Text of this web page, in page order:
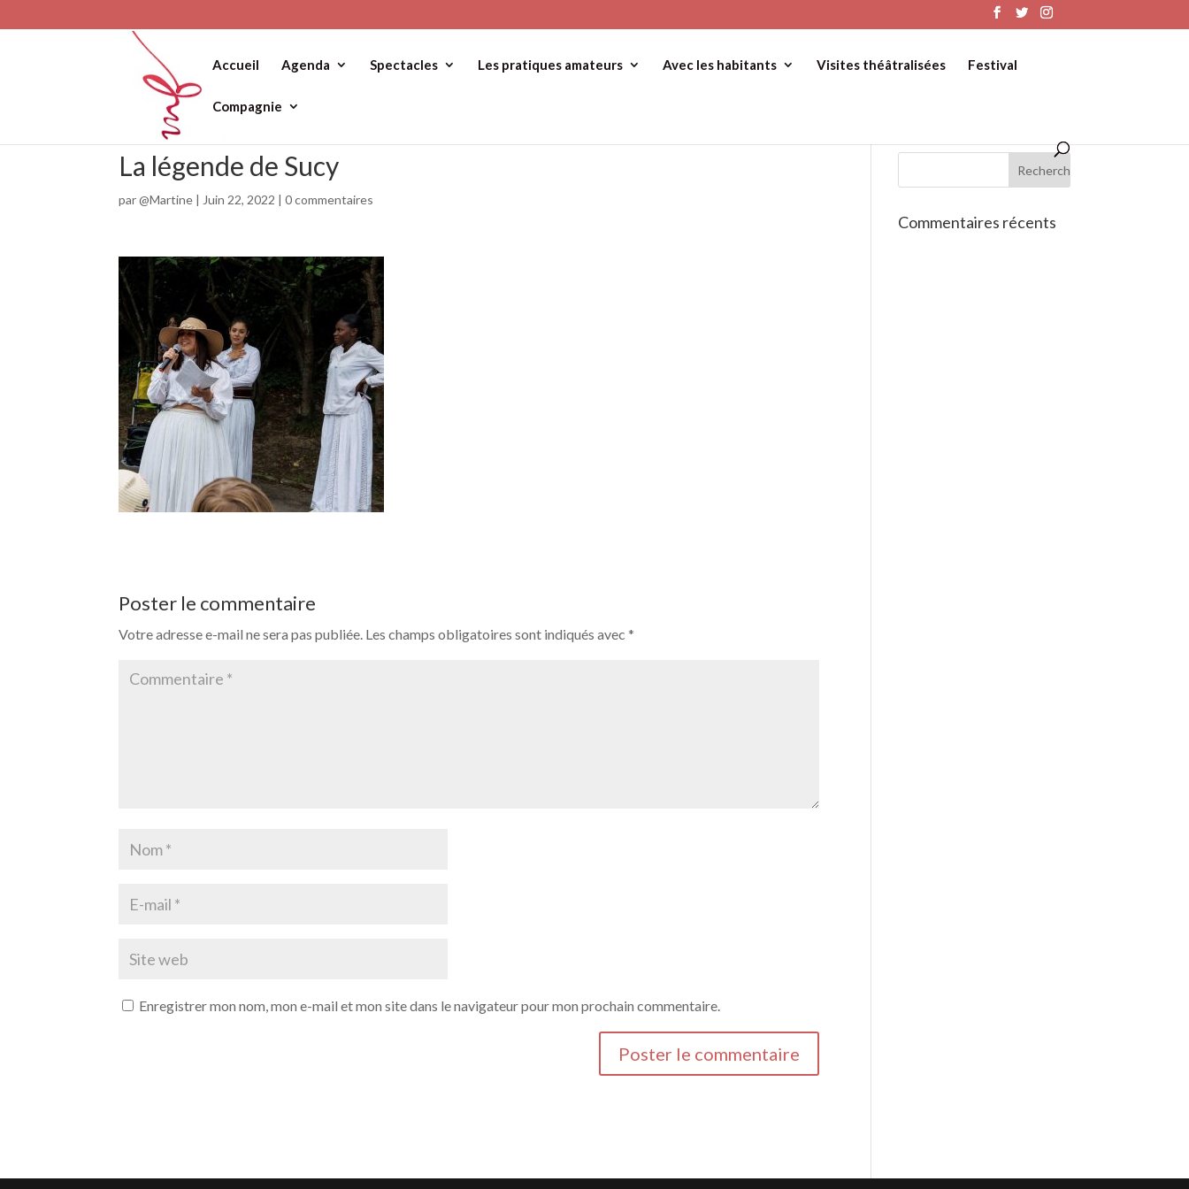
Accueil Agenda Spectacles Les pratiques amateurs Avec les habitants Visites théâtralisées Festival
Compagnie
La légende de Sucy
par@Martine | Juin 22, 2022 |0 commentaires
Poster le commentaire
Votre adresse e-mail ne sera pas publiée. Les champs obligatoires sont indiqués avec*
Enregistrer mon nom, mon e-mail et mon site dans le navigateur pour mon prochain commentaire.
Commentaires récents